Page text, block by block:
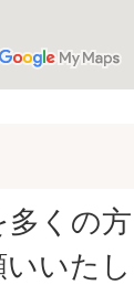
くの
いた